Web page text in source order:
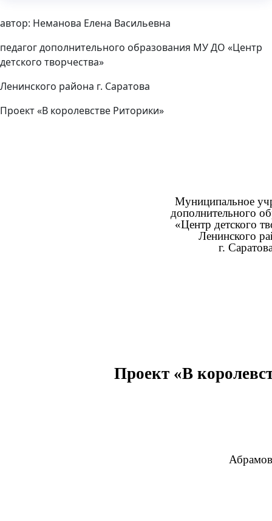
автор: Неманова Елена Васильевна
педагог дополнительного образования МУ ДО «Центр
детского творчества»
Ленинского района г. Саратова
Проект «В королевстве Риторики»